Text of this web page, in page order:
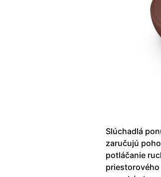
Slúchadlá
zaručujú
potláčanie
priestorového